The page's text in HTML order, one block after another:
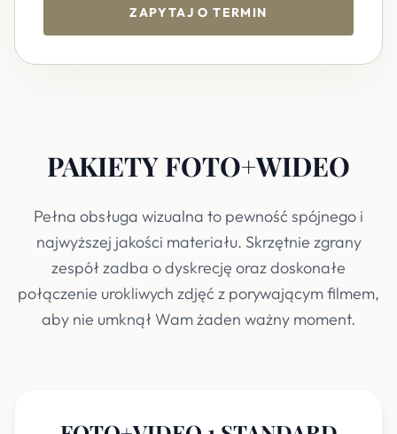
ZAPYTAJ O TERMIN
PAKIETY FOTO+WIDEO
Pełna obsługa wizualna to pewność spójnego i
najwyższej jakości materiału. Skrzętnie zgrany
zespół zadba o dyskrecję oraz doskonałe
połączenie urokliwych zdjęć z porywającym filmem,
aby nie umknął Wam żaden ważny moment.